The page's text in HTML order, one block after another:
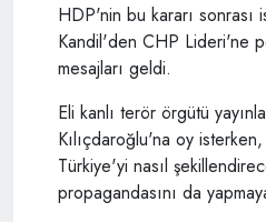
HDP'nin bu kararı sonrası
Kandil'den CHP Lideri'ne
mesajları geldi.
Eli kanlı terör örgütü
Kılıçdaroğlu'na oy
Türkiye'yi nasıl
propagandasını da